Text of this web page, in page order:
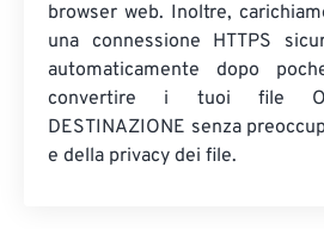
browser web. Inoltre,
una connessione HTTPS
automaticamente dopo
convertire i tuoi file
DESTINAZIONE senza
e della privacy dei file.